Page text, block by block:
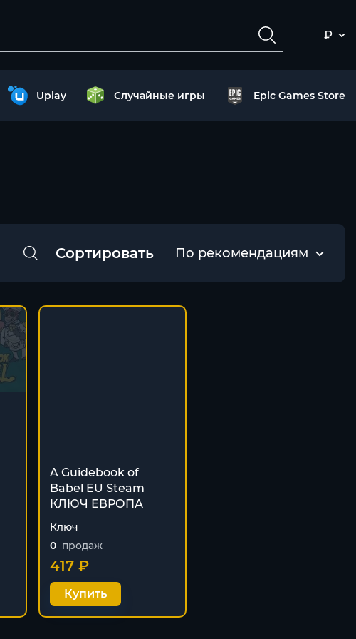
₽
Uplay Случайные игры Epic Games Store
Сортировать По рекомендациям
A Guidebook of
Babel EU Steam
КЛЮЧ ЕВРОПА
Ключ
0 продаж
417 ₽
Купить